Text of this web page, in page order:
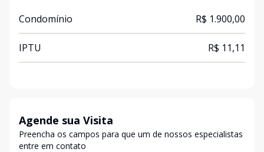
Condomínio R$ 1.900,00
IPTU R$ 11,11
Agende sua Visita
Preencha os campos para que um de nossos especialistas
entre em contato